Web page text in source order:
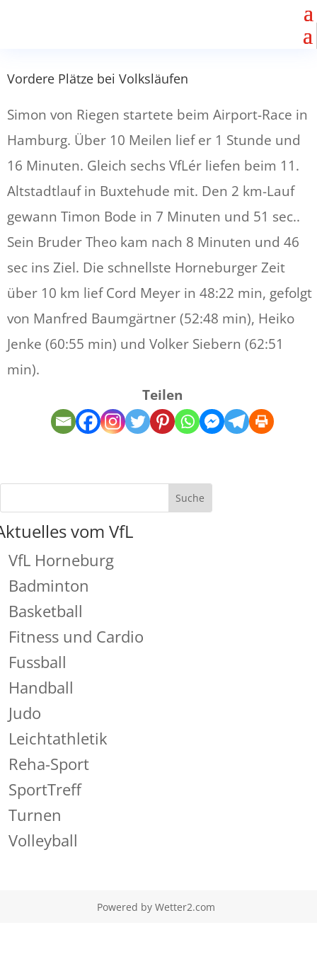
Vordere Plätze bei Volksläufen
Simon von Riegen startete beim Airport-Race in
Hamburg. Über 10 Meilen lief er 1 Stunde und
16 Minuten. Gleich sechs VfLér liefen beim 11.
Altstadtlauf in Buxtehude mit. Den 2 km-Lauf
gewann Timon Bode in 7 Minuten und 51 sec..
Sein Bruder Theo kam nach 8 Minuten und 46
sec ins Ziel. Die schnellste Horneburger Zeit
über 10 km lief Cord Meyer in 48:22 min, gefolgt
von Manfred Baumgärtner (52:48 min), Heiko
Jenke (60:55 min) und Volker Siebern (62:51
min).
Teilen
vom VfL
VfL Horneburg
Badminton
Basketball
Fitness und Cardio
Fussball
Handball
Judo
Leichtathletik
Reha-Sport
SportTreff
Turnen
Volleyball
Powered by Wetter2.com